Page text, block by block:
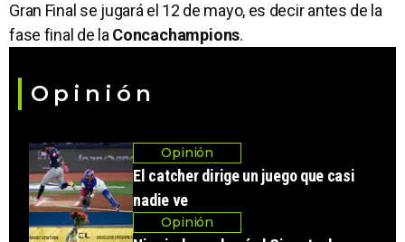
Gran Final se jugará el 12 de mayo, es decir antes de la
fase final de laConcachampions.
Opinión
Opinión
El catcher dirige un juego que casi
nadie ve
Opinión